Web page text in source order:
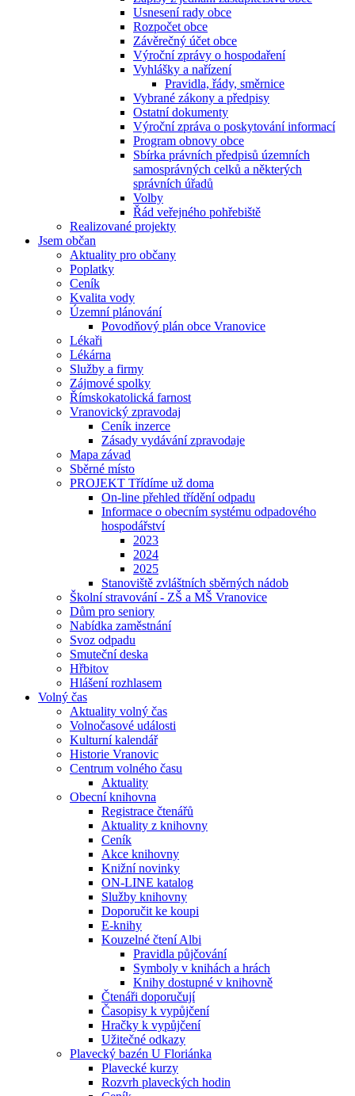
Usnesení rady obce
Rozpočet obce
Závěrečný účet obce
Výroční zprávy o hospodaření
Vyhlášky a nařízení
Pravidla, řády, směrnice
Vybrané zákony a předpisy
Ostatní dokumenty
Výroční zpráva o poskytování informací
Program obnovy obce
Sbírka právních předpisů územních
samosprávných celků a některých
správních úřadů
Volby
Řád veřejného pohřebiště
Realizované projekty
Jsem občan
Aktuality pro občany
Poplatky
Ceník
Kvalita vody
Územní plánování
Povodňový plán obce Vranovice
Lékaři
Lékárna
Služby a firmy
Zájmové spolky
Římskokatolická farnost
Vranovický zpravodaj
Ceník inzerce
Zásady vydávání zpravodaje
Mapa závad
Sběrné místo
PROJEKT Třídíme už doma
On-line přehled třídění odpadu
Informace o obecním systému odpadového
hospodářství
2023
2024
2025
Stanoviště zvláštních sběrných nádob
Školní stravování - ZŠ a MŠ Vranovice
Dům pro seniory
Nabídka zaměstnání
Svoz odpadu
Smuteční deska
Hřbitov
Hlášení rozhlasem
Volný čas
Aktuality volný čas
Volnočasové události
Kulturní kalendář
Historie Vranovic
Centrum volného času
Aktuality
Obecní knihovna
Registrace čtenářů
Aktuality z knihovny
Ceník
Akce knihovny
Knižní novinky
ON-LINE katalog
Služby knihovny
Doporučit ke koupi
E-knihy
Kouzelné čtení Albi
Pravidla půjčování
Symboly v knihách a hrách
Knihy dostupné v knihovně
Čtenáři doporučují
Časopisy k vypůjčení
Hračky k vypůjčení
Užitečné odkazy
Plavecký bazén U Floriánka
Plavecké kurzy
Rozvrh plaveckých hodin